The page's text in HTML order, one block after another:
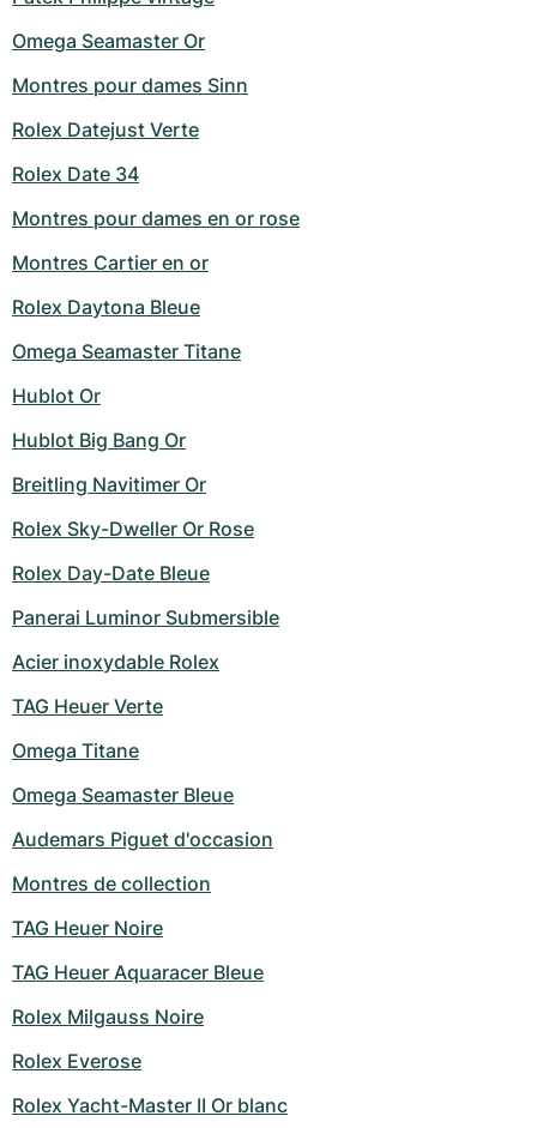
Milgauss
Oyster Perpetual
Yacht-Master
Sea-Dweller
Sky-Dweller
Montres pour femmes
Ronde
Rotonde
Tortue
Baignoire
Roadster
Montres d'occasion
Montres pour femmes
Professional
Bentley
Transocean
Chronospace
Super Avenger
Montbrillant
Montres d'occasion
Montres pour femmes
Formula 1
Grand Carrera
Montres d'occasion
Portofino
Portugieser
Spitfire
GST
Montres d'occasion
Spirit of Big Bang
King Power
Montres d'occasion
Omega Seamaster Or
Montres pour dames Sinn
Rolex Datejust Verte
Rolex Date 34
Montres pour dames en or rose
Montres Cartier en or
Rolex Daytona Bleue
Omega Seamaster Titane
Hublot Or
Hublot Big Bang Or
Breitling Navitimer Or
Rolex Sky-Dweller Or Rose
Rolex Day-Date Bleue
Panerai Luminor Submersible
Acier inoxydable Rolex
TAG Heuer Verte
Omega Titane
Omega Seamaster Bleue
Audemars Piguet d'occasion
Montres de collection
TAG Heuer Noire
TAG Heuer Aquaracer Bleue
Rolex Milgauss Noire
Rolex Everose
Rolex Yacht-Master II Or blanc